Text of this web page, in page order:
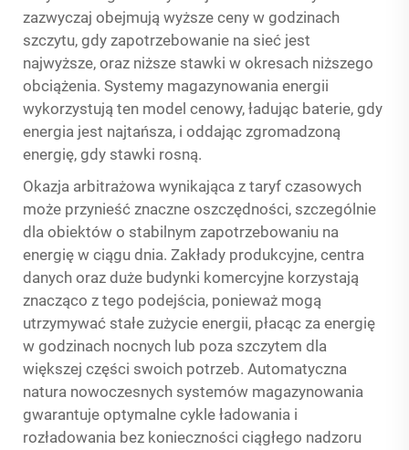
zazwyczaj obejmują wyższe ceny w godzinach
szczytu, gdy zapotrzebowanie na sieć jest
najwyższe, oraz niższe stawki w okresach niższego
obciążenia. Systemy magazynowania energii
wykorzystują ten model cenowy, ładując baterie, gdy
energia jest najtańsza, i oddając zgromadzoną
energię, gdy stawki rosną.
Okazja arbitrażowa wynikająca z taryf czasowych
może przynieść znaczne oszczędności, szczególnie
dla obiektów o stabilnym zapotrzebowaniu na
energię w ciągu dnia. Zakłady produkcyjne, centra
danych oraz duże budynki komercyjne korzystają
znacząco z tego podejścia, ponieważ mogą
utrzymywać stałe zużycie energii, płacąc za energię
w godzinach nocnych lub poza szczytem dla
większej części swoich potrzeb. Automatyczna
natura nowoczesnych systemów magazynowania
gwarantuje optymalne cykle ładowania i
rozładowania bez konieczności ciągłego nadzoru